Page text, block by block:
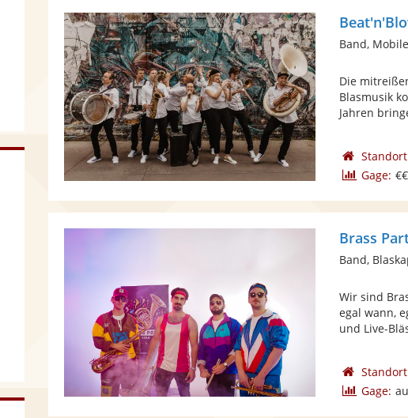
Band,
Die
Blasmusik
Jahren
Gage:
Brass
Band,
Wir sind
egal wann,
und Live-
Gage: